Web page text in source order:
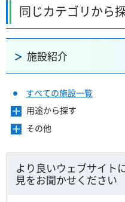
同じカテゴリから
施設紹介
すべての施設一覧
メ
ニ
ュ
開
き
用途から探す
メ
ュ
を
開
その他
より良いウェブサイト
見をお聞かせください